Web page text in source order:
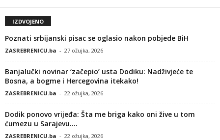
IZDVOJENO
Poznati srbijanski pisac se oglasio nakon pobjede BiH
ZASREBRENICU.ba - 27 ožujka, 2026
Banjalučki novinar ‘začepio’ usta Dodiku: Nadživjeće te
Bosna, a bogme i Hercegovina itekako!
ZASREBRENICU.ba - 22 ožujka, 2026
Dodik ponovo vrijeđa: Šta me briga kako oni žive u tom
ćumezu u Sarajevu....
ZASREBRENICU.ba - 22 ožujka, 2026